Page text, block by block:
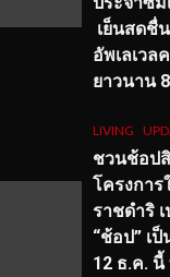
เย็นสดชื่
อัพเลเวล
ยาวนาน 8
LIVING
ชวนช้อป
โครงการ
ราชดำริ
“ช้อป” เป็
12 ธ.ค. นี้